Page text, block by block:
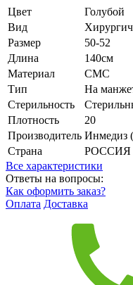
Цвет
Голубой
Вид
Размер
50-52
Длина
140см
Материал
СМС
Тип
На
Стерильность
Плотность
20
Производитель
Страна
РОССИЯ
Все характеристики
Ответы на вопросы:
Как оформить заказ?
Оплата Доставка